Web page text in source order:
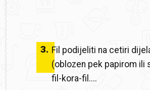
3. Fil podijeliti na cetiri
(oblozen pek papirom ili
fil-kora-fil....